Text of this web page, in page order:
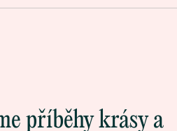
příběhy krásy a